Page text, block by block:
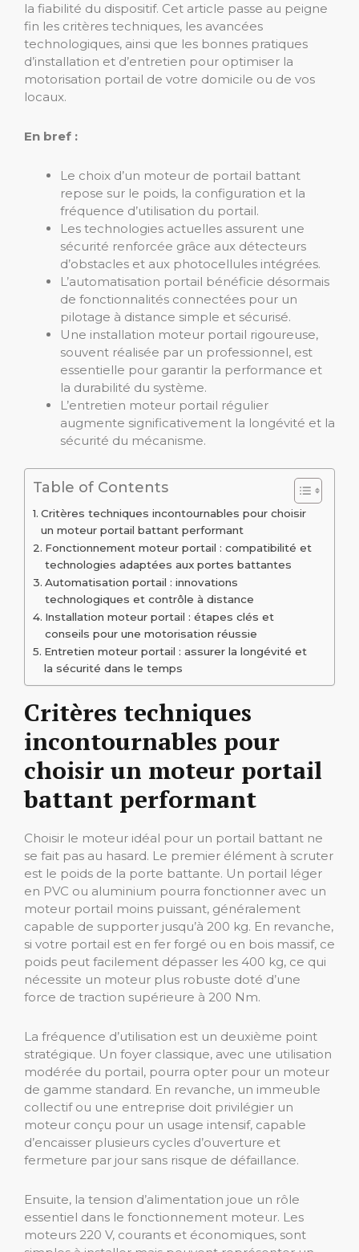
la fiabilité du dispositif. Cet article passe au peigne
fin les critères techniques, les avancées
technologiques, ainsi que les bonnes pratiques
d’installation et d’entretien pour optimiser la
motorisation portail de votre domicile ou de vos
locaux.
En bref :
Le choix d’un moteur de portail battant
repose sur le poids, la configuration et la
fréquence d’utilisation du portail.
Les technologies actuelles assurent une
sécurité renforcée grâce aux détecteurs
d’obstacles et aux photocellules intégrées.
L’automatisation portail bénéficie désormais
de fonctionnalités connectées pour un
pilotage à distance simple et sécurisé.
Une installation moteur portail rigoureuse,
souvent réalisée par un professionnel, est
essentielle pour garantir la performance et
la durabilité du système.
L’entretien moteur portail régulier
augmente significativement la longévité et la
sécurité du mécanisme.
Table of Contents
Critères techniques incontournables pour choisir
un moteur portail battant performant
Fonctionnement moteur portail : compatibilité et
technologies adaptées aux portes battantes
Automatisation portail : innovations
technologiques et contrôle à distance
Installation moteur portail : étapes clés et
conseils pour une motorisation réussie
Entretien moteur portail : assurer la longévité et
la sécurité dans le temps
Critères techniques
incontournables pour
choisir un moteur portail
battant performant
Choisir le moteur idéal pour un portail battant ne
se fait pas au hasard. Le premier élément à scruter
est le poids de la porte battante. Un portail léger
en PVC ou aluminium pourra fonctionner avec un
moteur portail moins puissant, généralement
capable de supporter jusqu’à 200 kg. En revanche,
si votre portail est en fer forgé ou en bois massif, ce
poids peut facilement dépasser les 400 kg, ce qui
nécessite un moteur plus robuste doté d’une
force de traction supérieure à 200 Nm.
La fréquence d’utilisation est un deuxième point
stratégique. Un foyer classique, avec une utilisation
modérée du portail, pourra opter pour un moteur
de gamme standard. En revanche, un immeuble
collectif ou une entreprise doit privilégier un
moteur conçu pour un usage intensif, capable
d’encaisser plusieurs cycles d’ouverture et
fermeture par jour sans risque de défaillance.
Ensuite, la tension d’alimentation joue un rôle
essentiel dans le fonctionnement moteur. Les
moteurs 220 V, courants et économiques, sont